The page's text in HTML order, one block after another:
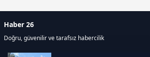
Haber 26
Doğru, güvenilir ve tarafsız habercilik